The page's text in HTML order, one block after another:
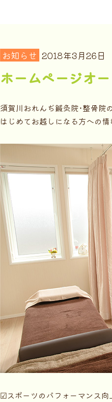
お知らせ 2018年3月26日
ホームページオ
須賀川おれんぢ鍼灸院･整骨院
はじめてお越しになる方への
☑スポーツのパフォーマンス向